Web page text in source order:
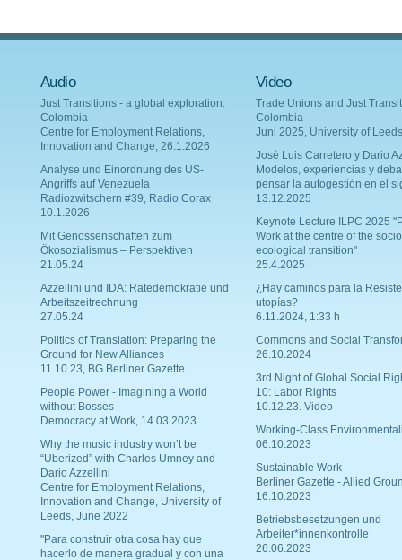
Audio
Just Transitions - a global exploration:
Colombia
Centre for Employment Relations,
Innovation and Change, 26.1.2026
Analyse und Einordnung des US-
Angriffs auf Venezuela
Radiozwitschern #39, Radio Corax
10.1.2026
Mit Genossenschaften zum
Ökosozialismus – Perspektiven
21.05.24
Azzellini und IDA: Rätedemokratie und
Arbeitszeitrechnung
27.05.24
Politics of Translation: Preparing the
Ground for New Alliances
11.10.23, BG Berliner Gazette
People Power - Imagining a World
without Bosses
Democracy at Work, 14.03.2023
Why the music industry won’t be
“Uberized” with Charles Umney and
Dario Azzellini
Centre for Employment Relations,
Innovation and Change, University of
Leeds, June 2022
"Para construir otra cosa hay que
hacerlo de manera gradual y con una
Video
Trade Unions and Just
Colombia
Juni 2025, University of Leeds
Josè Luis Carretero y Dario
Modelos, experiencias y
pensar la autogestión en el
13.12.2025
Keynote Lecture ILPC 2025
Work at the centre of the
ecological transition"
25.4.2025
¿Hay caminos para la
utopías?
6.11.2024, 1:33 h
Commons and Social
26.10.2024
3rd Night of Global Social
10: Labor Rights
10.12.23. Video
Working-Class
06.10.2023
Sustainable Work
Berliner Gazette - Allied
16.10.2023
Betriebsbesetzungen und
Arbeiter*innenkontrolle
26.06.2023